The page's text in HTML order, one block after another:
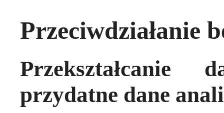
Przeciwdziałanie
Przekształcanie
przydatne dane